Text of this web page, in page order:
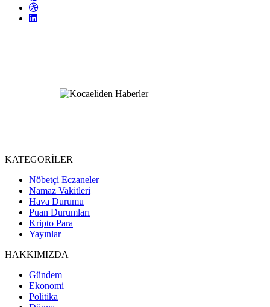
KATEGORİLER
Nöbetçi Eczaneler
Namaz Vakitleri
Hava Durumu
Puan Durumları
Kripto Para
Yayınlar
HAKKIMIZDA
Gündem
Ekonomi
Politika